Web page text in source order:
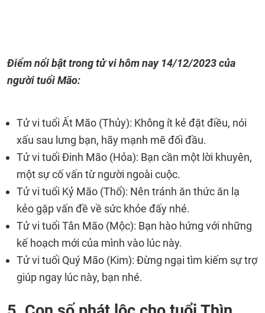
Điểm nổi bật trong tử vi hôm nay 14/12/2023của
người tuổi Mão:
Tử vi tuổi Ất Mão (Thủy): Không ít kẻ đặt điều, nói
xấu sau lưng bạn, hãy mạnh mẽ đối đầu.
Tử vi tuổi Đinh Mão (Hỏa): Bạn cần một lời khuyên,
một sự cố vấn từ người ngoài cuộc.
Tử vi tuổi Kỷ Mão (Thổ): Nên tránh ăn thức ăn lạ
kẻo gặp vấn đề về sức khỏe đấy nhé.
Tử vi tuổi Tân Mão (Mộc): Bạn hào hứng với những
kế hoạch mới của mình vào lúc này.
Tử vi tuổi Quý Mão (Kim): Đừng ngại tìm kiếm sự trợ
giúp ngay lúc này, bạn nhé.